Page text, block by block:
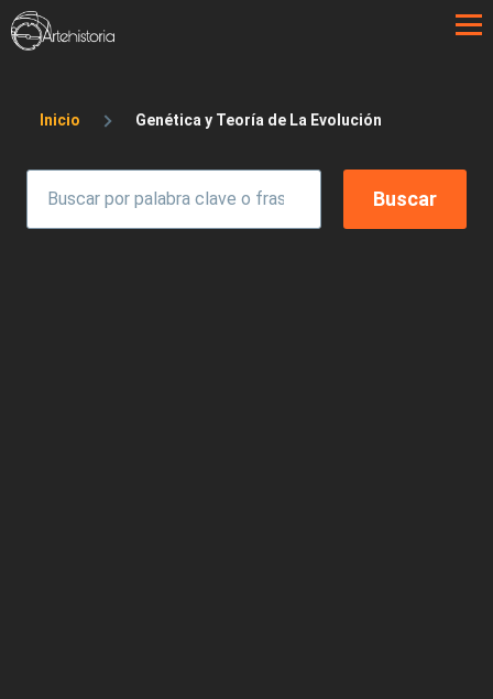
Pasar al contenido principal
Sobrescribir enlaces de ayuda a la
Inicio Genética y Teoría de La Evolución